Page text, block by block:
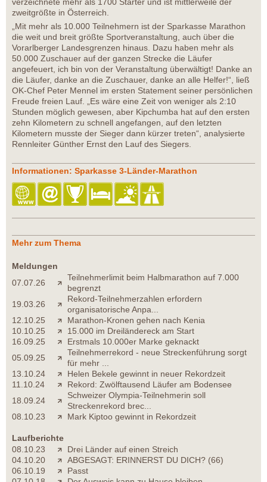
verzeichnete mehr als 1700 Starter und ist mittlerweile der
zweitgrößte in Österreich.
„Mit mehr als 10.000 Teilnehmern ist der Sparkasse Marathon
die weit und breit größte Sportveranstaltung, auch über die
Vorarlberger Landesgrenzen hinaus. Dazu haben mehr als
50.000 Zuschauer auf der ganzen Strecke die Läufer
angefeuert, ich bin von der Veranstaltung überwältigt! Danke an
die Läufer, danke an die Zuschauer, danke an alle Helfer!“, ließ
OK-Chef Peter Mennel im ersten Statement seiner persönlichen
Freude freien Lauf. „Es wäre eine Zeit von weniger als 2:10
Stunden möglich gewesen, aber Kipchumba hat auf den ersten
zehn Kilometern zu schnell angefangen, auf den letzten
Kilometern musste der Sieger dann kürzer treten“, analysierte
Rennleiter Günther Ernst den Lauf des Siegers.
Informationen: Sparkasse 3-Länder-Marathon
Mehr zum Thema
Meldungen
07.07.26
Teilnehmerlimit beim Halbmarathon auf 7.000
begrenzt
19.03.26
Rekord-Teilnehmerzahlen erfordern
organisatorische Anpa...
12.10.25
Marathon-Kronen gehen nach Kenia
10.10.25
15.000 im Dreiländereck am Start
16.09.25
Erstmals 10.000er Marke geknackt
05.09.25
Teilnehmerrekord - neue Streckenführung sorgt
für mehr ...
13.10.24
Helen Bekele gewinnt in neuer Rekordzeit
11.10.24
Rekord: Zwölftausend Läufer am Bodensee
18.09.24
Schweizer Olympia-Teilnehmerin soll
Streckenrekord brec...
08.10.23
Mark Kiptoo gewinnt in Rekordzeit
Laufberichte
08.10.23
Drei Länder auf einen Streich
04.10.20
ABGESAGT: ERINNERST DU DICH? (66)
06.10.19
Passt